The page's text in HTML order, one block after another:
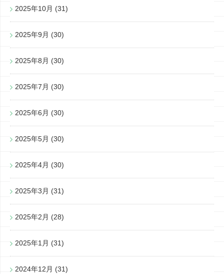
2025年10月 (31)
2025年9月 (30)
2025年8月 (30)
2025年7月 (30)
2025年6月 (30)
2025年5月 (30)
2025年4月 (30)
2025年3月 (31)
2025年2月 (28)
2025年1月 (31)
2024年12月 (31)